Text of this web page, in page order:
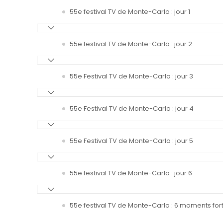
55e festival TV de Monte-Carlo : jour 1
55e festival TV de Monte-Carlo : jour 2
55e Festival TV de Monte-Carlo : jour 3
55e Festival TV de Monte-Carlo : jour 4
55e Festival TV de Monte-Carlo : jour 5
55e festival TV de Monte-Carlo : jour 6
55e festival TV de Monte-Carlo : 6 moments